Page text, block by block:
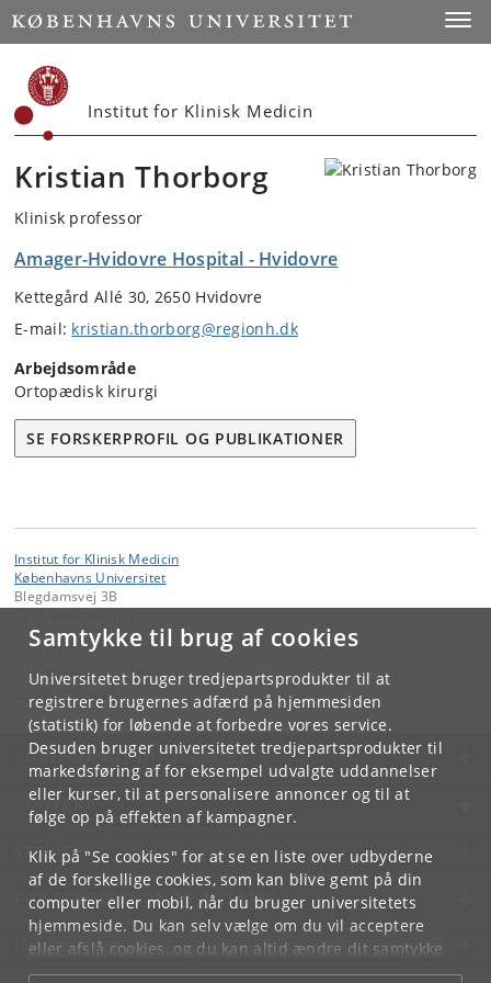
Samtykke til brug af cookies
Universitetet bruger tredjepartsprodukter til at
registrere brugernes adfærd på hjemmesiden
(statistik) for løbende at forbedre vores service.
Desuden bruger universitetet tredjepartsprodukter til
markedsføring af for eksempel udvalgte uddannelser
eller kurser, til at personalisere annoncer og til at
følge op på effekten af kampagner.
Klik på "Se cookies" for at se en liste over udbyderne
af de forskellige cookies, som kan blive gemt på din
computer eller mobil, når du bruger universitetets
hjemmeside. Du kan selv vælge om du vil acceptere
eller afslå cookies, og du kan altid ændre dit samtykke
underCookie- og privatlivspolitiksom du finder i
Start
Institut for Klinisk Medicin
Kristian Thorborg
Klinisk professor
Amager-Hvidovre Hospital - Hvidovre
Kettegård Allé 30, 2650 Hvidovre
E-mail: kristian.thorborg@regionh.dk
Arbejdsområde
Ortopædisk kirurgi
SE FORSKERPROFIL OG PUBLIKATIONER
Institut for Klinisk Medicin
Københavns Universitet
Blegdamsvej 3B
Institut for Klinisk Medicin
KØBENHAVNS UNIVERSITET
KONTAKT
SERVICES
FOR STUDERENDE OG ANSATTE
JOB OG KARRIERE